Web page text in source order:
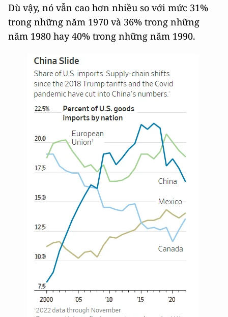
Dù vậy, nó vẫn cao hơn nhiều so với mức 31%
trong những năm 1970 và 36% trong những
năm 1980 hay 40% trong những năm 1990.